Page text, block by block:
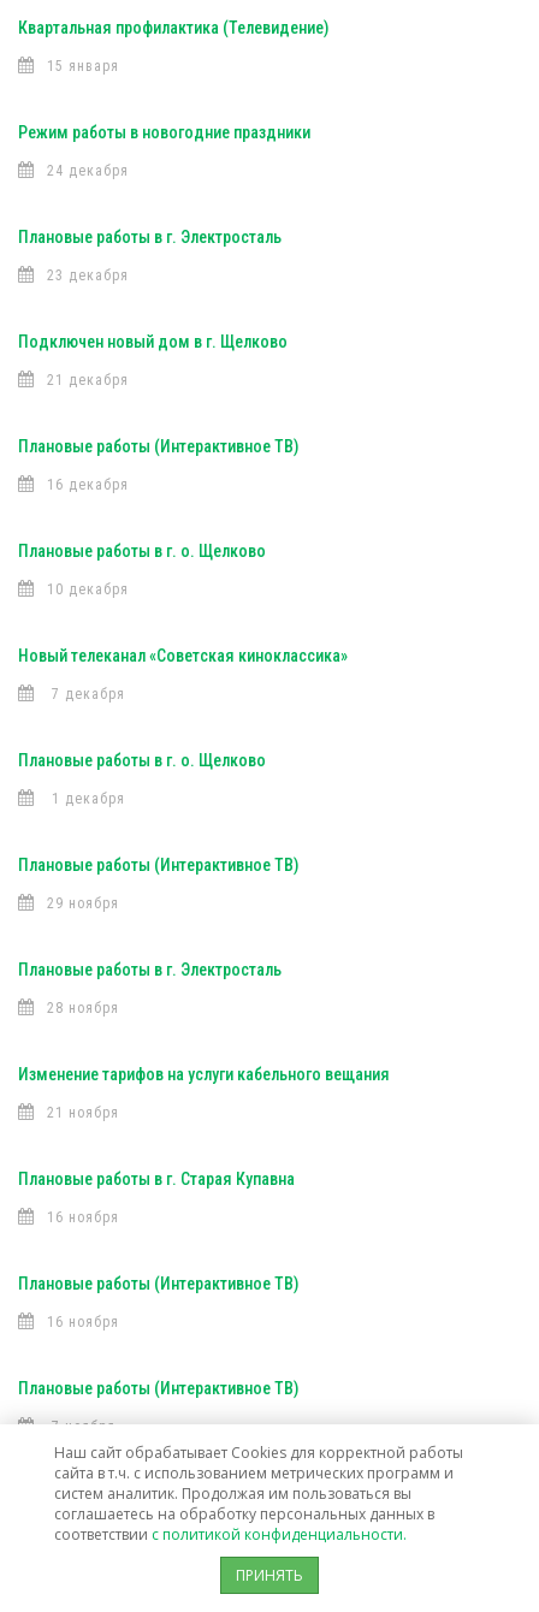
Квартальная профилактика (Телевидение)
15 января
Режим работы в новогодние праздники
24 декабря
Плановые работы в г. Электросталь
23 декабря
Подключен новый дом в г. Щелково
21 декабря
Плановые работы (Интерактивное ТВ)
16 декабря
Плановые работы в г. о. Щелково
10 декабря
Новый телеканал «Советская киноклассика»
7 декабря
Плановые работы в г. о. Щелково
1 декабря
Плановые работы (Интерактивное ТВ)
29 ноября
Плановые работы в г. Электросталь
28 ноября
Изменение тарифов на услуги кабельного вещания
21 ноября
Плановые работы в г. Старая Купавна
16 ноября
Плановые работы (Интерактивное ТВ)
16 ноября
Плановые работы (Интерактивное ТВ)
7 ноября
Открыта техническая возможность подключения услуг связи в г. о.
Лосино-Петровский
Наш сайт обрабатывает Cookies для корректной работы
сайта в т.ч. с использованием метрических программ и
систем аналитик. Продолжая им пользоваться вы
соглашаетесь на обработку персональных данных в
соответствии с политикой конфиденциальности.
ПРИНЯТЬ